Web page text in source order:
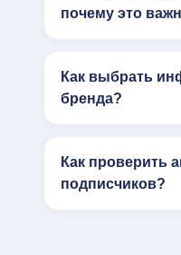
почему это
Как выбрать
бренда?
Как проверить
подписчиков?